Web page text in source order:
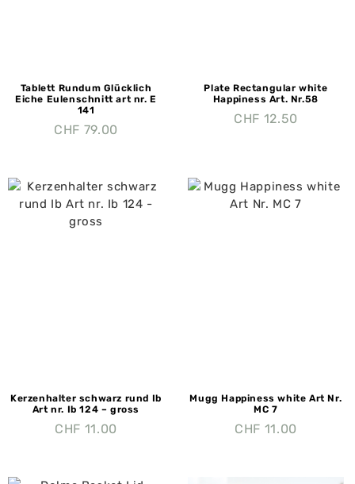
Tablett Rundum Glücklich
Eiche Eulenschnitt art nr. E
141
CHF 79.00
Plate Rectangular white
Happiness Art. Nr.58
CHF 12.50
Kerzenhalter schwarz rund Ib
Art nr. Ib 124 – gross
CHF 11.00
Mugg Happiness white Art Nr.
MC 7
CHF 11.00